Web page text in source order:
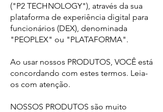
("P2 TECHNOLOGY"), através da sua
plataforma de experiência digital para
funcionários (DEX), denominada
"PEOPLEX" ou "PLATAFORMA".
Ao usar nossos PRODUTOS, VOCÊ está
concordando com estes termos. Leia-
os com atenção.
NOSSOS PRODUTOS são muito